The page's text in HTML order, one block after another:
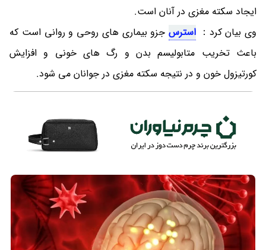
ایجاد سکته مغزی در آنان است.
وی بیان کرد： استرس جزو بیماری های روحی و روانی است که
باعث تخریب متابولیسم بدن و رگ های خونی و افزایش
کورتیزول خون و در نتیجه سکته مغزی در جوانان می شود.